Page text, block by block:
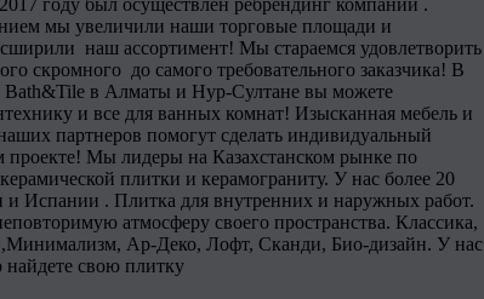
году был осуществлен ребрендинг компании .
мы увеличили наши торговые площади и
наш ассортимент! Мы стараемся удовлетворить
скромного до самого требовательного заказчика! В
Bath&Tile в Алматы и Нур-Султане вы можете
и все для ванных комнат! Изысканная мебель и
партнеров помогут сделать индивидуальный
проекте! Мы лидеры на Казахстанском рынке по
плитки и керамограниту. У нас более 20
и Испании . Плитка для внутренних и наружных работ.
атмосферу своего пространства. Классика,
Ар-Деко, Лофт, Сканди, Био-дизайн. У нас
найдете свою плитку